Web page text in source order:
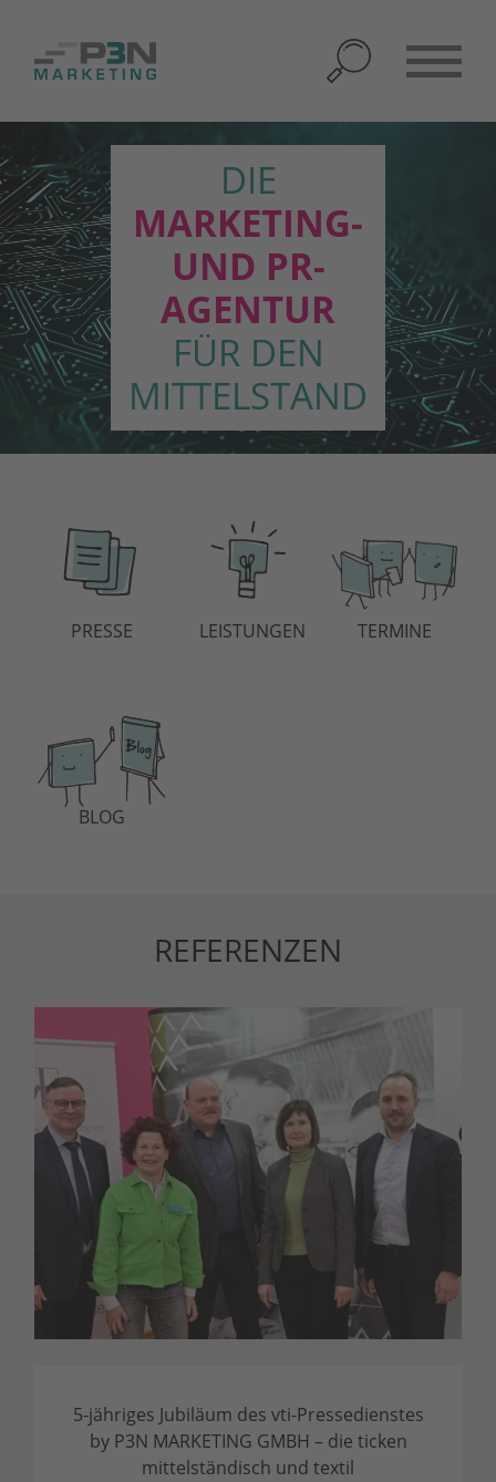
DIE
MARKETING-
UND PR-
AGENTUR
FÜR DEN
MITTELSTAND
PRESSE LEISTUNGEN TERMINE
BLOG
REFERENZEN
5-jähriges Jubiläum des vti-Pressedienstes
by P3N MARKETING GMBH – die ticken
mittelständisch und textil